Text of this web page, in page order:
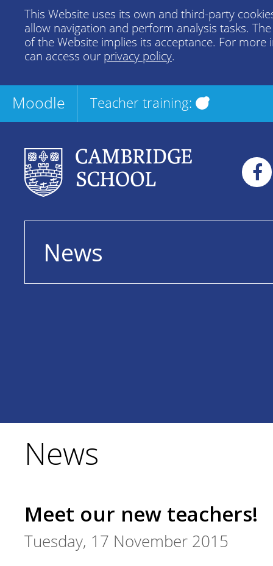
This Website uses its own and third-party
allow navigation and perform analysis tasks.
of the Website implies its acceptance. For more
can access our privacy policy.
Moodle Teacher training:
News
News
Meet our new teachers!
Tuesday, 17 November 2015